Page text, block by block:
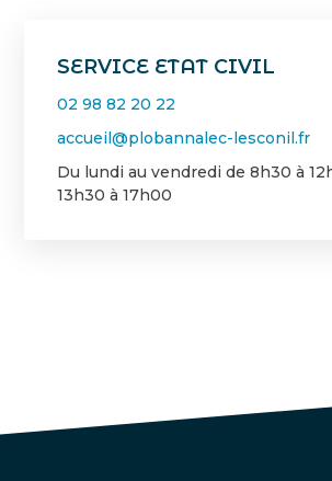
SERVICE ETAT CIVIL
02 98 82 20 22
accueil@plobannalec-lesconil.fr
Du lundi au vendredi de 8h30 à
13h30 à 17h00